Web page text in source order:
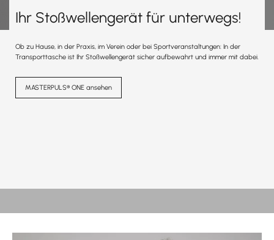
Ihr Stoßwellengerät für unterwegs!
Ob zu Hause, in der Praxis, im Verein oder bei Sportveranstaltungen: In der
Transporttasche ist Ihr Stoßwellengerät sicher aufbewahrt und immer mit dabei.
MASTERPULS® ONE ansehen
FÜR MOBILE BEHANDLUNGEN